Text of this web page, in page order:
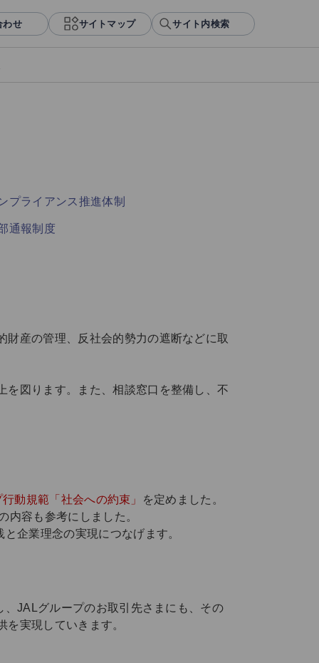
わせ サイトマップ サイト内検索
プライアンス推進体制
通報制度
産の管理、反社会的勢力の遮断などに取
を図ります。また、相談窓口を整備し、不
動規範「社会への約束」
を定めました。
容も参考にしました。
企業理念の実現につなげます。
JALグループのお取引先さまにも、その
実現していきます。